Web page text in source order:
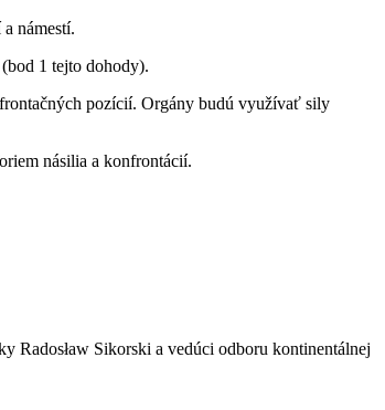
námestí.
1 tejto dohody).
pozícií. Orgány budú využívať sily
násilia a konfrontácií.
Radosław Sikorski a vedúci odboru kontinentálnej